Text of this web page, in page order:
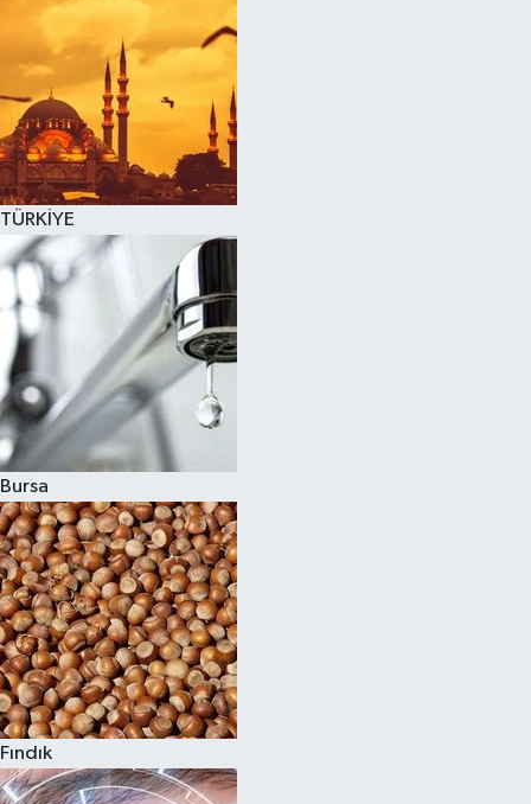
TÜRKİYE
Bursa
Fındık